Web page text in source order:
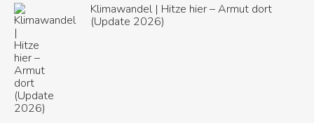
Klimawandel | Hitze hier – Armut dort
(Update 2026)